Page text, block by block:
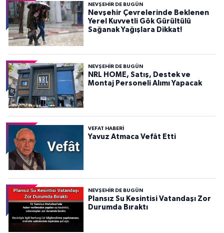
NEVŞEHIR DE BUGÜN
Nevşehir Çevrelerinde Beklenen
Yerel Kuvvetli Gök Gürültülü
Sağanak Yağışlara Dikkat!
NEVŞEHIR DE BUGÜN
NRL HOME, Satış, Destek ve
Montaj Personeli Alımı Yapacak
VEFAT HABERI
Yavuz Atmaca Vefât Etti
NEVŞEHIR DE BUGÜN
Plansız Su Kesintisi Vatandaşı Zor
Durumda Bıraktı